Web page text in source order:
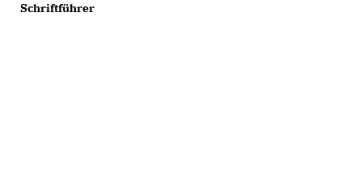
Schriftführer